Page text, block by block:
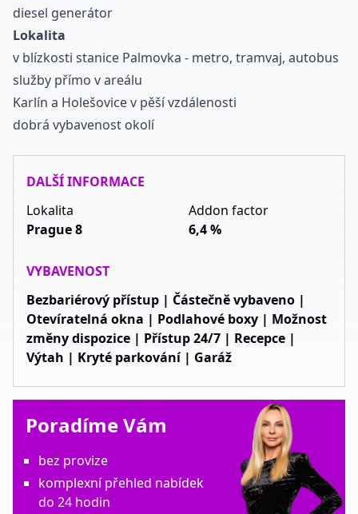
diesel generátor
Lokalita
v blízkosti stanice Palmovka - metro, tramvaj, autobus
služby přímo vareálu
Karlín a Holešovice v pěší vzdálenosti
dobrá vybavenost okolí
DALŠÍ INFORMACE
Lokalita
Prague 8
Addon factor
6,4 %
VYBAVENOST
Bezbariérový přístup | Částečně vybaveno |
Otevíratelná okna | Podlahové boxy | Možnost
změny dispozice | Přístup 24/7 | Recepce |
Výtah | Kryté parkování | Garáž
Poradíme Vám
bez provize
komplexní přehled nabídek
do 24 hodin